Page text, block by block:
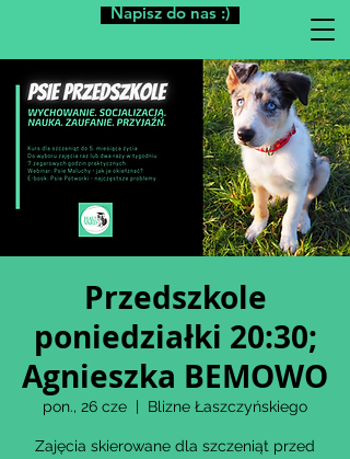
Napisz do nas :)
Przedszkole
poniedziałki 20:30;
Agnieszka BEMOWO
pon., 26 cze
  |
Blizne Łaszczyńskiego
Zajęcia skierowane dla szczeniąt przed